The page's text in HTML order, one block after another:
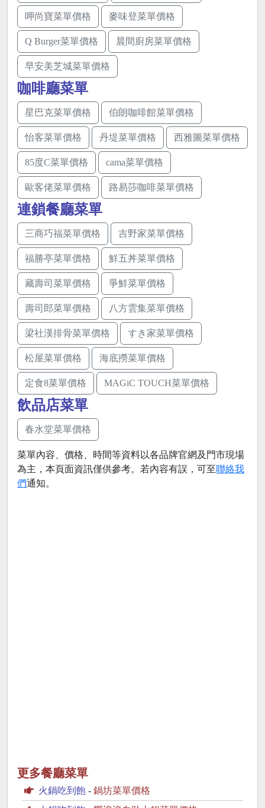
呷尚寶菜單價格 麥味登菜單價格
Q Burger菜單價格 晨間廚房菜單價格
早安美芝城菜單價格
咖啡廳菜單
星巴克菜單價格 伯朗咖啡館菜單價格
怡客菜單價格 丹堤菜單價格 西雅圖菜單價格
85度C菜單價格 cama菜單價格
歐客佬菜單價格 路易莎咖啡菜單價格
連鎖餐廳菜單
三商巧福菜單價格 吉野家菜單價格
福勝亭菜單價格 鮮五丼菜單價格
藏壽司菜單價格 爭鮮菜單價格
壽司郎菜單價格 八方雲集菜單價格
梁社漢排骨菜單價格 すき家菜單價格
松屋菜單價格 海底撈菜單價格
定食8菜單價格 MAGiC TOUCH菜單價格
飲品店菜單
春水堂菜單價格
菜單內容、價格、時間等資料以各品牌官網及門市現場
為主，本頁面資訊僅供參考。若內容有誤，可至聯絡我
們通知。
更多餐廳菜單
火鍋吃到飽 - 鍋坊菜單價格